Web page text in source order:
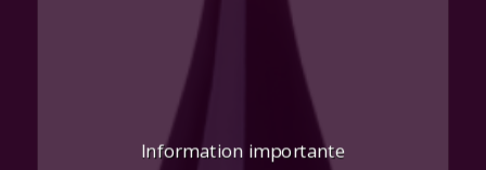
Information importante